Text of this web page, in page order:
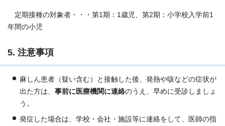
定期接種の対象者・・・第1期：1歳児、第2期：小学校入学前1
年間の小児
5. 注意事項
麻しん患者（疑い含む）と接触した後、発熱や咳などの症状が
出た方は、 事前に医療機関に連絡のうえ、早めに受診しましょ
う。
発症した場合は、学校・会社・施設等に連絡をして、医師の指